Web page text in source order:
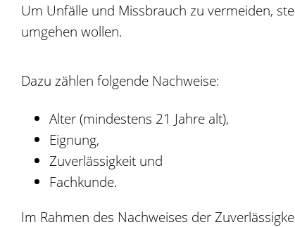
Um Unfälle und Missbrauch zu vermeiden,
umgehen wollen.
Dazu zählen folgende Nachweise:
Alter (mindestens 21 Jahre alt),
Eignung,
Zuverlässigkeit und
Fachkunde.
Im Rahmen des Nachweises der